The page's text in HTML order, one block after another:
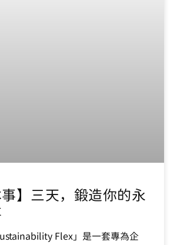
事】三天，鍛造你的永
Flex」是一套專為企